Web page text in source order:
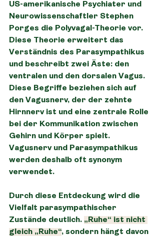
US-amerikanische Psychiater und
Neurowissenschaftler Stephen
Porges die Polyvagal-Theorie vor.
Diese Theorie erweitert das
Verständnis des Parasympathikus
und beschreibt zwei Äste: den
ventralen und den dorsalen Vagus.
Diese Begriffe beziehen sich auf
den Vagusnerv, der der zehnte
Hirnnerv ist und eine zentrale Rolle
bei der Kommunikation zwischen
Gehirn und Körper spielt.
Vagusnerv und Parasympathikus
werden deshalb oft synonym
verwendet.
Durch diese Entdeckung wird die
Vielfalt parasympathischer
Zustände deutlich. „Ruhe“ ist nicht
gleich „Ruhe“, sondern hängt davon